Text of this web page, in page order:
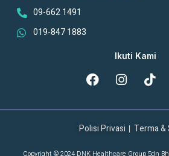
09-662 1491
019-847 1883
Ikuti Kami
Polisi Privasi Terma &